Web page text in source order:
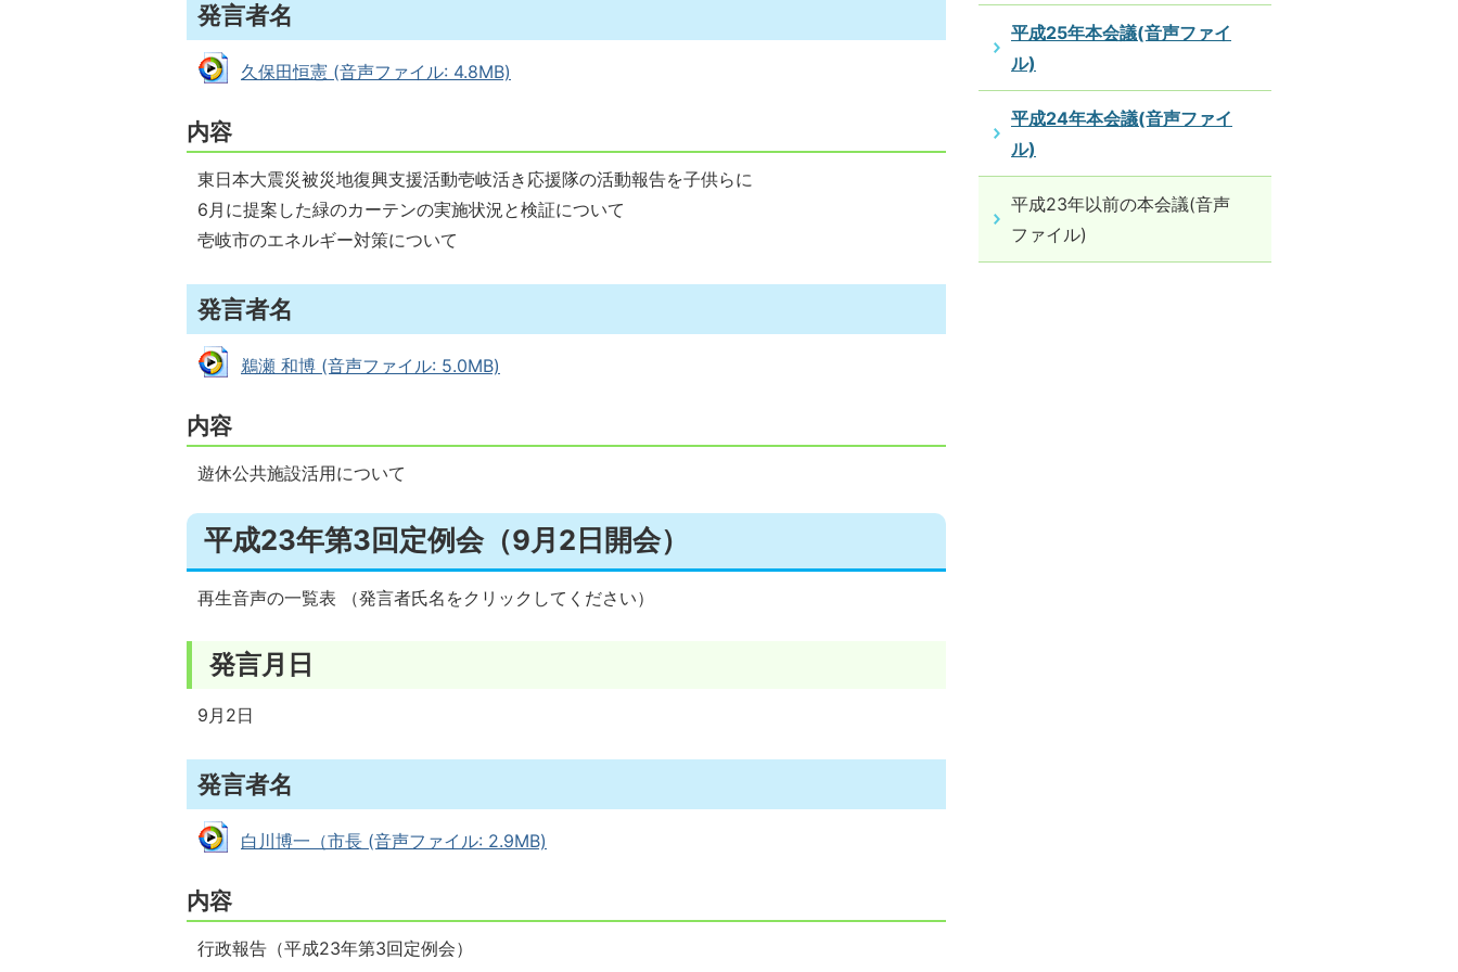
発言者名
久保田恒憲 (音声ファイル: 4.8MB)
内容
東日本大震災被災地復興支援活動壱岐活き応援隊の活動報告を子供らに
6月に提案した緑のカーテンの実施状況と検証について
壱岐市のエネルギー対策について
発言者名
鵜瀬 和博 (音声ファイル: 5.0MB)
内容
遊休公共施設活用について
平成23年第3回定例会（9月2日開会）
再生音声の一覧表 （発言者氏名をクリックしてください）
発言月日
9月2日
発言者名
白川博一（市長 (音声ファイル: 2.9MB)
内容
行政報告（平成23年第3回定例会）
平成25年本会議(音声ファイ
ル)
平成24年本会議(音声ファイ
ル)
平成23年以前の本会議(音声
ファイル)